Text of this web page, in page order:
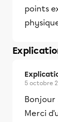
points
5 octobre
Bonjour
Merci